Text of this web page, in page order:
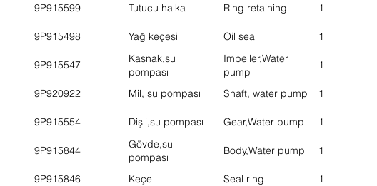
9P915599 Tutucu halka Ring retaining 1
9P915498 Yağ keçesi Oil seal 1
9P915547
Kasnak,su
pompası
Impeller,Water
pump
1
9P920922 Mil, su pompası Shaft, water pump 1
9P915554 Dişli,su pompası Gear,Water pump 1
9P915844
Gövde,su
pompası
Body,Water pump 1
9P915846 Keçe Seal ring 1